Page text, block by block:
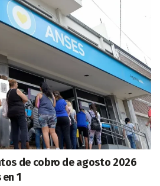
de cobro de agosto 2026
1